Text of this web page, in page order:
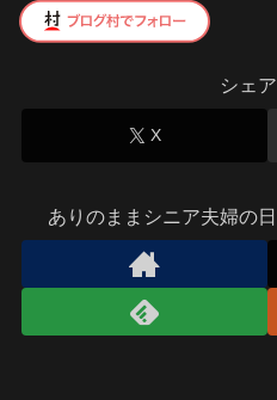
シェ
X
ありのままシニア夫婦の